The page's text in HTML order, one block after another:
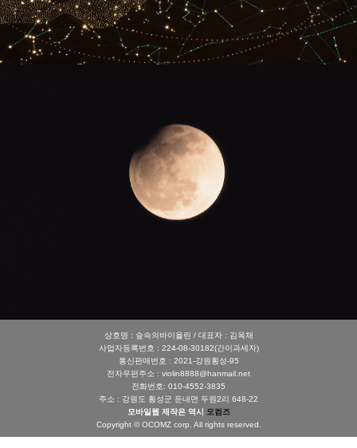
상호명 : 숲속의바이올린 / 대표자 : 김옥채
사업자등록번호 : 224-08-30182(간이과세자)
통신판매번호 : 2021-강원횡성-95
전자우편주소 : violin8888@hanmail.net
전화번호: 010-4552-3835
주소 : 강원도 횡성군 둔내면 두원2리 648-22
모바일웹 제작은 역시
오컴즈
Copyright © OCOMZ corp. All rights reserved.